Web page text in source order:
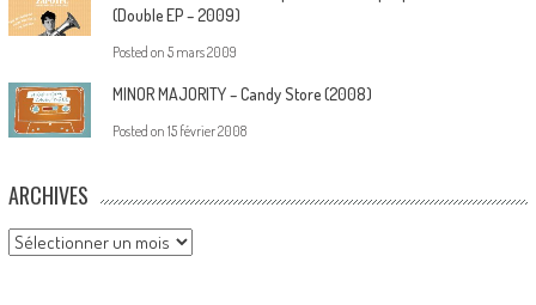
(Double EP – 2009)
Posted on 5 mars 2009
MINOR MAJORITY – Candy Store (2008)
Posted on 15 février 2008
ARCHIVES
Archives